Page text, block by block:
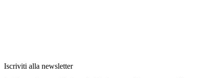
Iscriviti alla newsletter